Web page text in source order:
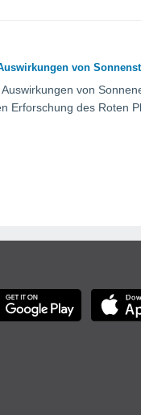
von
von
Erforschung des Roten